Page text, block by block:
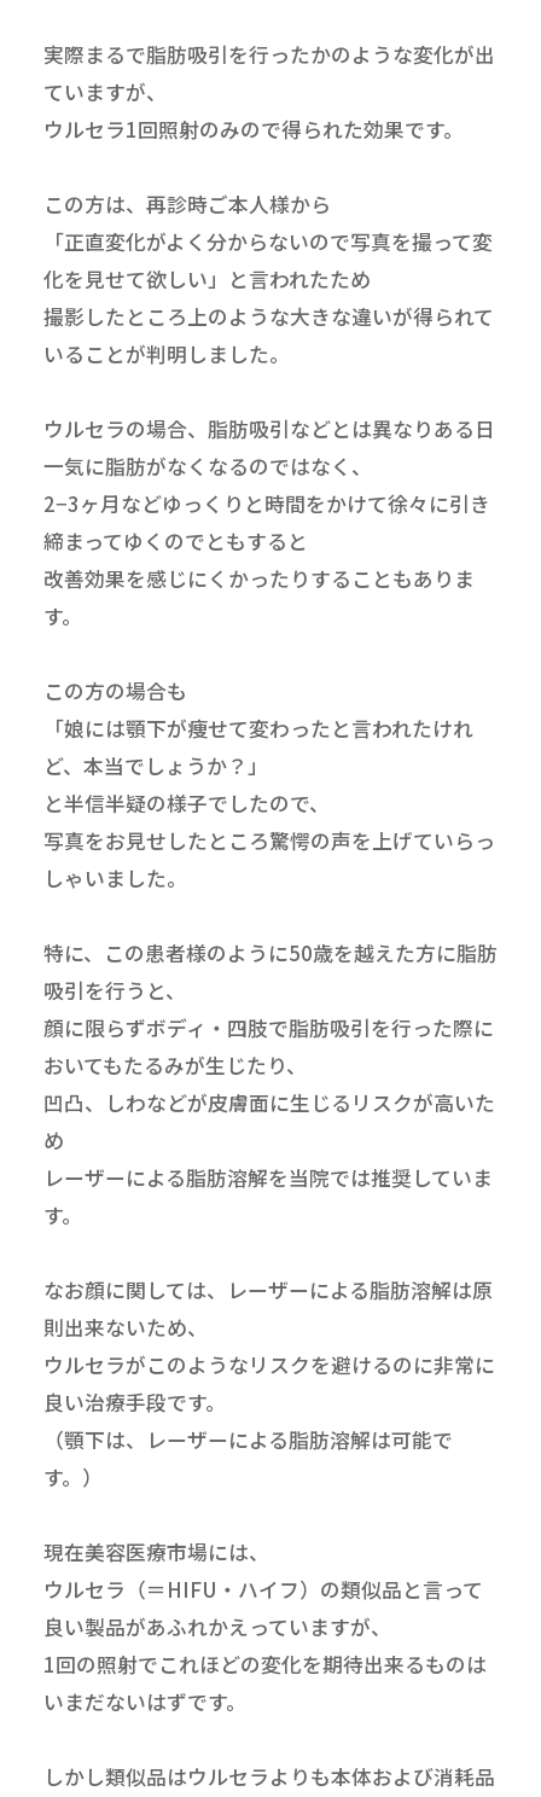
実際まるで脂肪吸引を行ったかのような変化が出
ていますが、
ウルセラ1回照射のみので得られた効果です。
この方は、再診時ご本人様から
「正直変化がよく分からないので写真を撮って変
化を見せて欲しい」と言われたため
撮影したところ上のような大きな違いが得られて
いることが判明しました。
ウルセラの場合、脂肪吸引などとは異なりある日
一気に脂肪がなくなるのではなく、
2−3ヶ月などゆっくりと時間をかけて徐々に引き
締まってゆくのでともすると
改善効果を感じにくかったりすることもありま
す。
この方の場合も
「娘には顎下が痩せて変わったと言われたけれ
ど、本当でしょうか？」
と半信半疑の様子でしたので、
写真をお見せしたところ驚愕の声を上げていらっ
しゃいました。
特に、この患者様のように50歳を越えた方に脂肪
吸引を行うと、
顔に限らずボディ・四肢で脂肪吸引を行った際に
おいてもたるみが生じたり、
凹凸、しわなどが皮膚面に生じるリスクが高いた
め
レーザーによる脂肪溶解を当院では推奨していま
す。
なお顔に関しては、レーザーによる脂肪溶解は原
則出来ないため、
ウルセラがこのようなリスクを避けるのに非常に
良い治療手段です。
（顎下は、レーザーによる脂肪溶解は可能で
す。）
現在美容医療市場には、
ウルセラ（＝HIFU・ハイフ）の類似品と言って
良い製品があふれかえっていますが、
1回の照射でこれほどの変化を期待出来るものは
いまだないはずです。
しかし類似品はウルセラよりも本体および消耗品